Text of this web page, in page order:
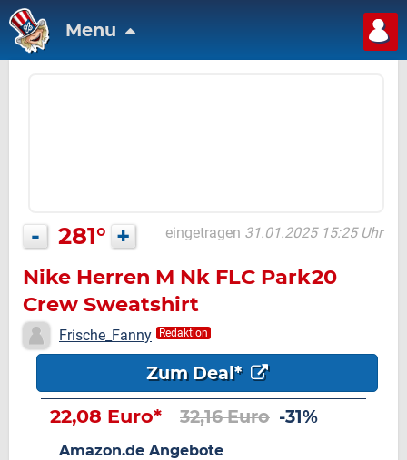
Menu
- 281° + eingetragen 31.01.2025 15:25 Uhr
Nike Herren M Nk FLC Park20
Crew Sweatshirt
Frische_Fanny Redaktion
Zum Deal*
22,08 Euro* 32,16 Euro -31%
Amazon.de Angebote